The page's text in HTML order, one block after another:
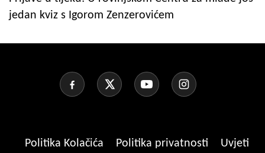
jedan kviz s Igorom Zenzerovićem
Politika Kolačića Politika privatnosti
Uvjeti